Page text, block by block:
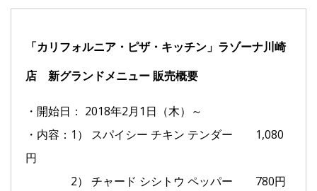
「カリフォルニア・ピザ・キッチン」ラゾーナ川崎
店 新グランドメニュー 販売概要
・開始日： 2018年2月1日（木）～
・内容：1） スパイシー チキン テンダー 1,080
円
2） チャード シシトウ ペッパー 780円